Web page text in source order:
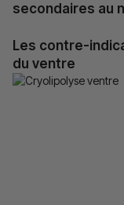
secondaires au
Les contre-
du ventre